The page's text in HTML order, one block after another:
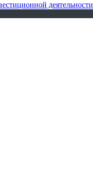
деятельности